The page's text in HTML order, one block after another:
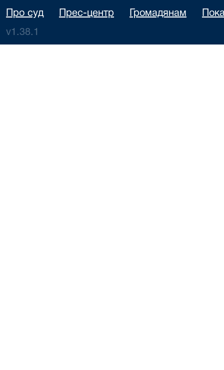
Про суд Прес-центр Громадянам
v1.38.1